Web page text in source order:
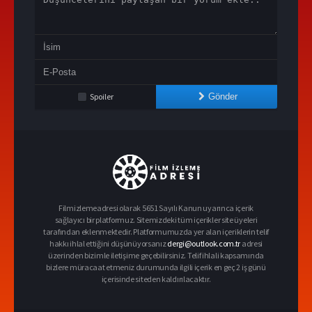
Spoiler Gönder
Filmizlemeadresi olarak 5651 Sayılı Kanun uyarınca içerik
sağlayıcı bir platformuz. Sitemizdeki tüm içerikler site üyeleri
tarafından eklenmektedir. Platformumuzda yer alan içeriklerin telif
hakkı ihlal ettiğini düşünüyorsanızdergi@outlook.com.tr adresi
üzerinden bizimle iletişime geçebilirsiniz. Telif ihlali kapsamında
bizlere müracaat etmeniz durumunda ilgili içerik en geç 2 iş günü
içerisinde siteden kaldırılacaktır.